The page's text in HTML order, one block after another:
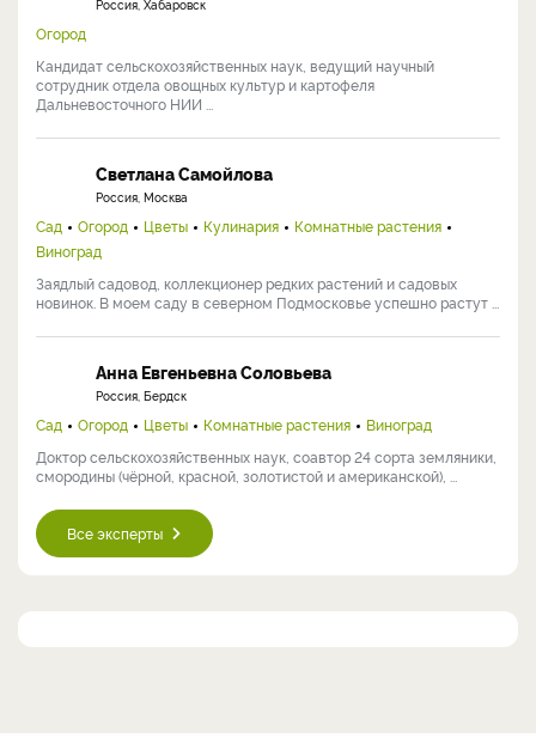
Россия, Хабаровск
Огород
Кандидат сельскохозяйственных наук, ведущий научный
сотрудник отдела овощных культур и картофеля
Дальневосточного НИИ ...
Светлана Самойлова
Россия, Москва
Сад Огород Цветы Кулинария
Комнатные растения
Виноград
Заядлый садовод, коллекционер редких растений и садовых
новинок. В моем саду в северном Подмосковье успешно растут ...
Анна Евгеньевна Соловьева
Россия, Бердск
Сад Огород Цветы Комнатные растения
Виноград
Доктор сельскохозяйственных наук, соавтор 24 сорта земляники,
смородины (чёрной, красной, золотистой и американской), ...
Все эксперты